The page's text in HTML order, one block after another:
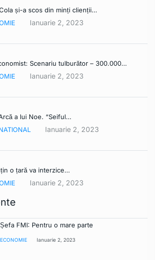
și-a scos din minți clienții…
Ianuarie 2, 2023
Scenariu tulburător – 300.000…
Ianuarie 2, 2023
a lui Noe. “Seiful…
Ianuarie 2, 2023
o țară va interzice…
Ianuarie 2, 2023
Șefa FMI: Pentru o mare parte
ECONOMIE Ianuarie 2, 2023